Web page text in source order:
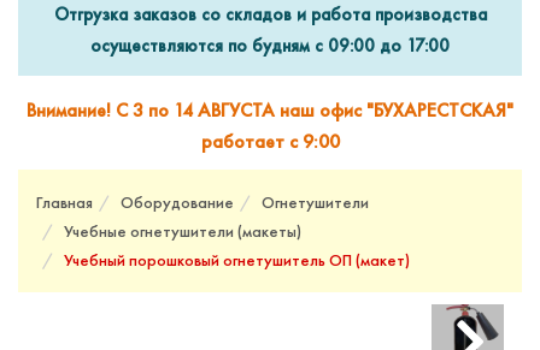
Отгрузка заказов со складов и работа производства
осуществляются по будням с 09:00 до 17:00
Внимание! С 3 по 14 АВГУСТА наш офис "БУХАРЕСТСКАЯ"
работает с 9:00
Главная Оборудование
Огнетушители
Учебные огнетушители (макеты)
Учебный порошковый огнетушитель ОП (макет)